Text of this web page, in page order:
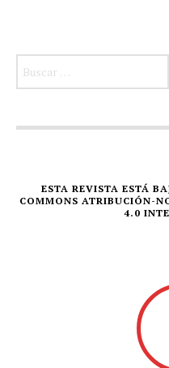
ESTA REVISTA ESTÁ
COMMONS ATRIBUCIÓN-
4.0